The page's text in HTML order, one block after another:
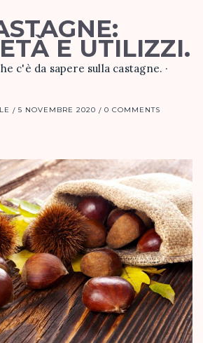
E UTILIZZI.
c'è da sapere sulla castagne. ·
5 NOVEMBRE 2020 0 COMMENTS